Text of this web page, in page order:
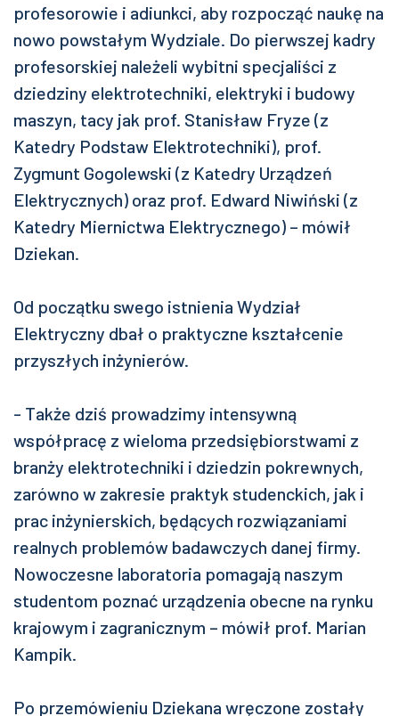
profesorowie i adiunkci, aby rozpocząć naukę na
nowo powstałym Wydziale. Do pierwszej kadry
profesorskiej należeli wybitni specjaliści z
dziedziny elektrotechniki, elektryki i budowy
maszyn, tacy jak prof. Stanisław Fryze (z
Katedry Podstaw Elektrotechniki), prof.
Zygmunt Gogolewski (z Katedry Urządzeń
Elektrycznych) oraz prof. Edward Niwiński (z
Katedry Miernictwa Elektrycznego) – mówił
Dziekan.
Od początku swego istnienia Wydział
Elektryczny dbał o praktyczne kształcenie
przyszłych inżynierów.
- Także dziś prowadzimy intensywną
współpracę z wieloma przedsiębiorstwami z
branży elektrotechniki i dziedzin pokrewnych,
zarówno w zakresie praktyk studenckich, jak i
prac inżynierskich, będących rozwiązaniami
realnych problemów badawczych danej firmy.
Nowoczesne laboratoria pomagają naszym
studentom poznać urządzenia obecne na rynku
krajowym i zagranicznym – mówił prof. Marian
Kampik.
Po przemówieniu Dziekana wręczone zostały